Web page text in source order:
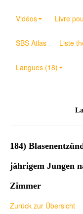
Vidéos Livre
SBS Atlas Liste
Langues (18)
184)
jährigem Jungen
Zimmer
Zurück zur Übersicht